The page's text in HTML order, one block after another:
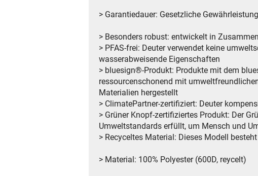
> Garantiedauer: Gesetzliche
> Besonders robust: entwickelt in
> PFAS-frei: Deuter verwendet keine
wasserabweisende Eigenschaften
> bluesign®-Produkt: Produkte mit dem
ressourcenschonend mit
Materialien hergestellt
> ClimatePartner-zertifiziert: Deuter
> Grüner Knopf-zertifiziertes Produkt: Der
Umweltstandards erfüllt, um Mensch und
> Recyceltes Material: Dieses Modell
> Material: 100% Polyester (600D, reycelt)